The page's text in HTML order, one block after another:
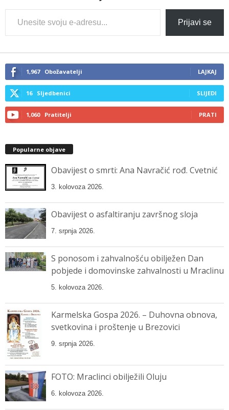
Type
your
email…
Prijavi se
1,967 Obožavatelji LAJKAJ
16 Sljedbenici SLIJEDI
1,060 Pratitelji PRATI
Popularne objave
Obavijest o smrti: Ana Navračić rođ. Cvetnić
3. kolovoza 2026.
Obavijest o asfaltiranju završnog sloja
7. srpnja 2026.
S ponosom i zahvalnošću obilježen Dan
pobjede i domovinske zahvalnosti u Mraclinu
5. kolovoza 2026.
Karmelska Gospa 2026. – Duhovna obnova,
svetkovina i proštenje u Brezovici
9. srpnja 2026.
FOTO: Mraclinci obilježili Oluju
6. kolovoza 2026.